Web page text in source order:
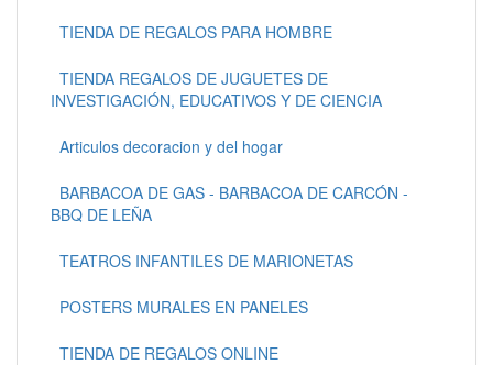
TIENDA DE REGALOS PARA HOMBRE
TIENDA REGALOS DE JUGUETES DE
INVESTIGACIÓN, EDUCATIVOS Y DE CIENCIA
Articulos decoracion y del hogar
BARBACOA DE GAS - BARBACOA DE CARCÓN -
BBQ DE LEÑA
TEATROS INFANTILES DE MARIONETAS
POSTERS MURALES EN PANELES
TIENDA DE REGALOS ONLINE